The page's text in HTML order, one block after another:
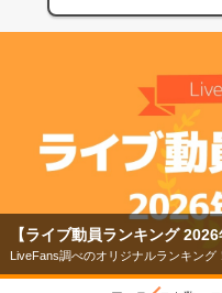
【ライブ動員ランキング 2026
LiveFans調べのオリジナルランキング！